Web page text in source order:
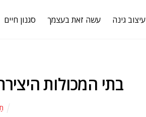
סגנון חיים עשה זאת בעצמך עיצוב גינה
5 בתי המכולות